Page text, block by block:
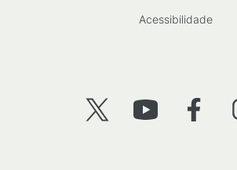
Acessibilidade